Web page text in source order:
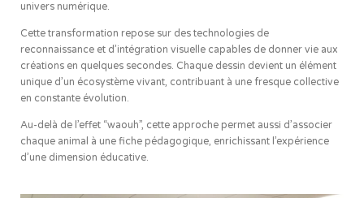
univers numérique.
Cette transformation repose sur des technologies de
reconnaissance et d’intégration visuelle capables de donner vie aux
créations en quelques secondes. Chaque dessin devient un élément
unique d’un écosystème vivant, contribuant à une fresque collective
en constante évolution.
Au-delà de l’effet “waouh”, cette approche permet aussi d’associer
chaque animal à une fiche pédagogique, enrichissant l’expérience
d’une dimension éducative.